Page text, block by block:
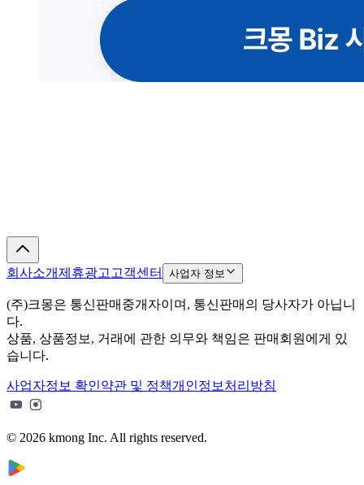
회사소개제휴광고 고객센터 사업자 정보
(주)크몽은 통신판매중개자이며, 통신판매의 당사자가 아닙니
다.
상품, 상품정보, 거래에 관한 의무와 책임은 판매회원에게 있
습니다.
사업자정보 확인약관 및 정책개인정보처리방침
© 2026 kmong Inc. All rights reserved.